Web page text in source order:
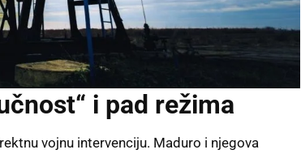
i pad režima
vojnu intervenciju. Maduro i njegova